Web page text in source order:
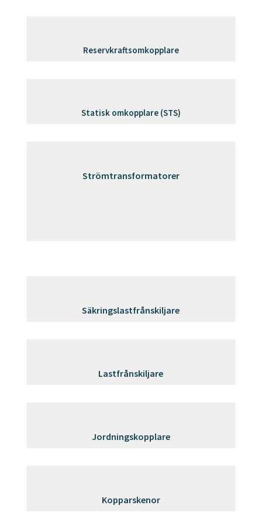
Reservkraftsomkopplare
Statisk omkopplare (STS)
Strömtransformatorer
Säkringslastfrånskiljare
Lastfrånskiljare
Jordningskopplare
Kopparskenor